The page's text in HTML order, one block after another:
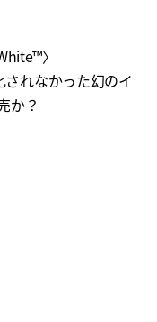
〉
れなかった幻のイ
か？